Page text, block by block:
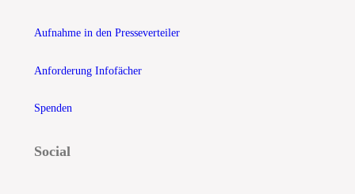
Aufnahme in den Presseverteiler
Anforderung Infofächer
Spenden
Social